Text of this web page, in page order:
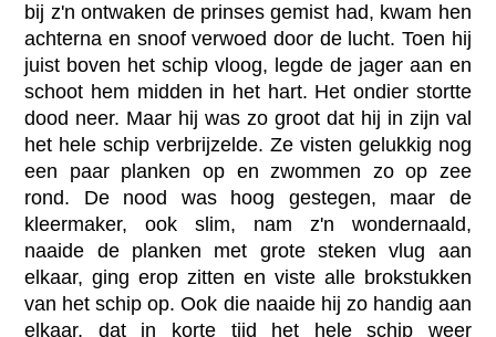
bij z'n ontwaken de prinses gemist had, kwam hen
achterna en snoof verwoed door de lucht. Toen hij
juist boven het schip vloog, legde de jager aan en
schoot hem midden in het hart. Het ondier stortte
dood neer. Maar hij was zo groot dat hij in zijn val
het hele schip verbrijzelde. Ze visten gelukkig nog
een paar planken op en zwommen zo op zee
rond. De nood was hoog gestegen, maar de
kleermaker, ook slim, nam z'n wondernaald,
naaide de planken met grote steken vlug aan
elkaar, ging erop zitten en viste alle brokstukken
van het schip op. Ook die naaide hij zo handig aan
elkaar, dat in korte tijd het hele schip weer